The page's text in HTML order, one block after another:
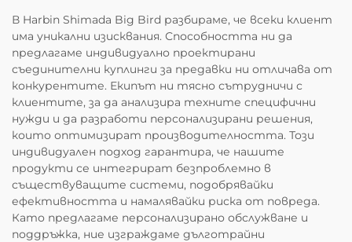
В Harbin Shimada Big Bird разбираме, че всеки клиент
има уникални изисквания. Способността ни да
предлагаме индивидуално проектирани
съединителни куплинги за предавки ни отличава от
конкурентите. Екипът ни тясно сътрудничи с
клиентите, за да анализира техните специфични
нужди и да разработи персонализирани решения,
които оптимизират производителността. Този
индивидуален подход гарантира, че нашите
продукти се интегрират безпроблемно в
съществуващите системи, подобрявайки
ефективността и намалявайки риска от повреда.
Като предлагаме персонализирано обслужване и
поддръжка, ние изграждаме дълготрайни